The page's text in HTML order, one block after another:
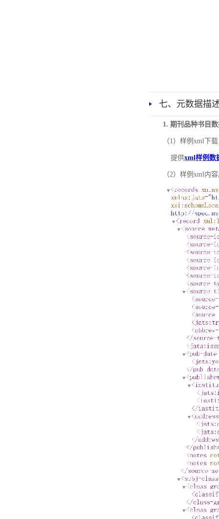
七、元数据描
1. 期刊品种书目
（1）样例xml下载
提供xml样例数
（2）样例xml内